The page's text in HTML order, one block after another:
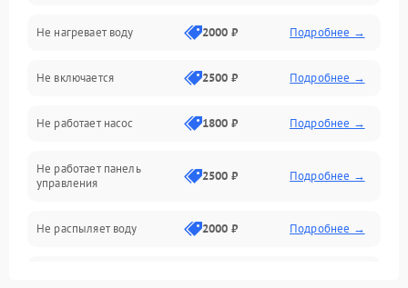
Датчики
Нагрев
Вода
Гигиена
Программное обеспечение
Не нагревает воду 2000 ₽ Подробнее →
Не включается 2500 ₽ Подробнее →
Не работает насос 1800 ₽ Подробнее →
Не работает панель
управления
2500 ₽ Подробнее →
Не распыляет воду 2000 ₽ Подробнее →